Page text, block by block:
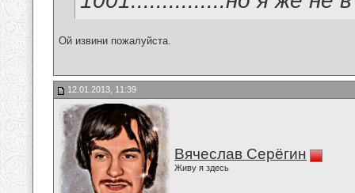
Ой извини пожалуйста.
12.01.2013, 11:39
Вячеслав Серёгин
Живу я здесь